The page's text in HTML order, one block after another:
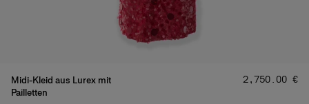
Midi-Kleid aus Lurex mit
Pailletten
Preis:
‌2,750.00 €